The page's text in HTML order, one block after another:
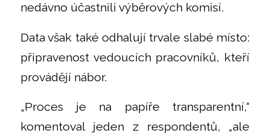
nedávno účastnili výběrových komisí.
Data však také odhalují trvale slabé místo:
připravenost vedoucích pracovníků, kteří
provádějí nábor.
„Proces je na papíře transparentní,“
komentoval jeden z respondentů, „ale